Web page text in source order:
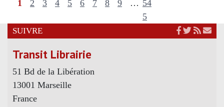
1 2 3 4 5 6 7 8 9 … 54
5
SUIVRE
Transit Librairie
51 Bd de la Libération
13001 Marseille
France